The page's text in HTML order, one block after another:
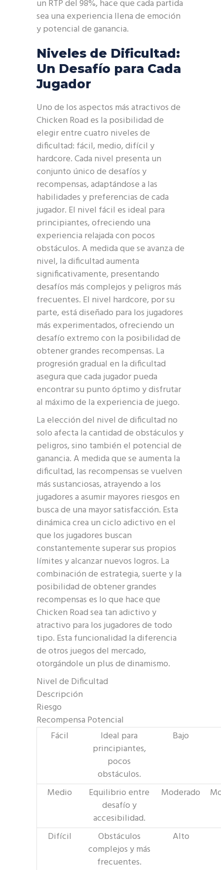
un RTP del 98%, hace que cada partida
sea una experiencia llena de emoción
y potencial de ganancia.
Niveles de Dificultad:
Un Desafío para Cada
Jugador
Uno de los aspectos más atractivos de
Chicken Road es la posibilidad de
elegir entre cuatro niveles de
dificultad: fácil, medio, difícil y
hardcore. Cada nivel presenta un
conjunto único de desafíos y
recompensas, adaptándose a las
habilidades y preferencias de cada
jugador. El nivel fácil es ideal para
principiantes, ofreciendo una
experiencia relajada con pocos
obstáculos. A medida que se avanza de
nivel, la dificultad aumenta
significativamente, presentando
desafíos más complejos y peligros más
frecuentes. El nivel hardcore, por su
parte, está diseñado para los jugadores
más experimentados, ofreciendo un
desafío extremo con la posibilidad de
obtener grandes recompensas. La
progresión gradual en la dificultad
asegura que cada jugador pueda
encontrar su punto óptimo y disfrutar
al máximo de la experiencia de juego.
La elección del nivel de dificultad no
solo afecta la cantidad de obstáculos y
peligros, sino también el potencial de
ganancia. A medida que se aumenta la
dificultad, las recompensas se vuelven
más sustanciosas, atrayendo a los
jugadores a asumir mayores riesgos en
busca de una mayor satisfacción. Esta
dinámica crea un ciclo adictivo en el
que los jugadores buscan
constantemente superar sus propios
límites y alcanzar nuevos logros. La
combinación de estrategia, suerte y la
posibilidad de obtener grandes
recompensas es lo que hace que
Chicken Road sea tan adictivo y
atractivo para los jugadores de todo
tipo. Esta funcionalidad la diferencia
de otros juegos del mercado,
otorgándole un plus de dinamismo.
Nivel de Dificultad
Descripción
Riesgo
Recompensa Potencial
Fácil
Ideal para
principiantes,
pocos
obstáculos.
Bajo
Medio
Equilibrio entre
desafío y
accesibilidad.
Moderado
Difícil
Obstáculos
complejos y más
frecuentes.
Alto